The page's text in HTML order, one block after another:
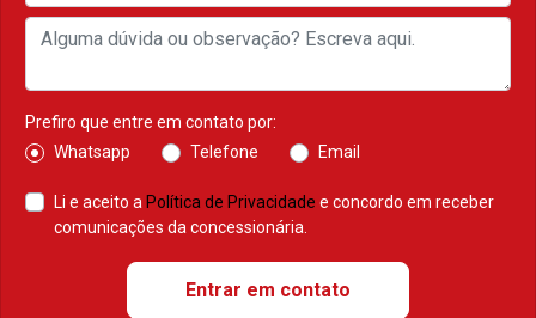
Prefiro que entre em contato por:
Whatsapp
Telefone Email
Li e aceito a Política de Privacidade e concordo em receber
comunicações da concessionária.
Entrar em contato